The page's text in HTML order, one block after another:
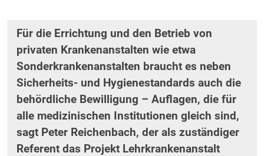
Für die Errichtung und den Betrieb von
privaten Krankenanstalten wie etwa
Sonderkrankenanstalten braucht es neben
Sicherheits- und Hygienestandards auch die
behördliche Bewilligung – Auflagen, die für
alle medizinischen Institutionen gleich sind,
sagt Peter Reichenbach, der als zuständiger
Referent das Projekt Lehrkrankenanstalt